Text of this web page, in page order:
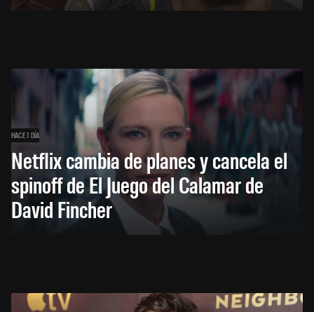
HACE 1 DÍA
Netflix cambia de planes y cancela el
spinoff de El Juego del Calamar de
David Fincher